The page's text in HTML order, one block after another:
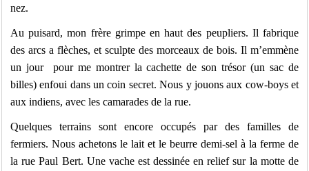
nez.
Au puisard, mon frère grimpe en haut des peupliers. Il fabrique
des arcs a flèches, et sculpte des morceaux de bois. Il m’emmène
un jour pour me montrer la cachette de son trésor (un sac de
billes) enfoui dans un coin secret. Nous y jouons aux cow-boys et
aux indiens, avec les camarades de la rue.
Quelques terrains sont encore occupés par des familles de
fermiers. Nous achetons le lait et le beurre demi-sel à la ferme de
la rue Paul Bert. Une vache est dessinée en relief sur la motte de